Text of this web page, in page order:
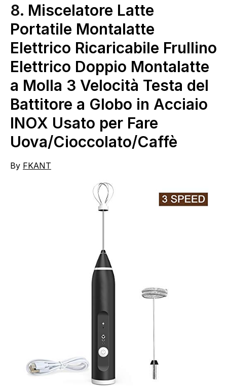
8. Miscelatore Latte
Portatile Montalatte
Elettrico Ricaricabile Frullino
Elettrico Doppio Montalatte
a Molla 3 Velocità Testa del
Battitore a Globo in Acciaio
INOX Usato per Fare
Uova/Cioccolato/Caffè
By FKANT